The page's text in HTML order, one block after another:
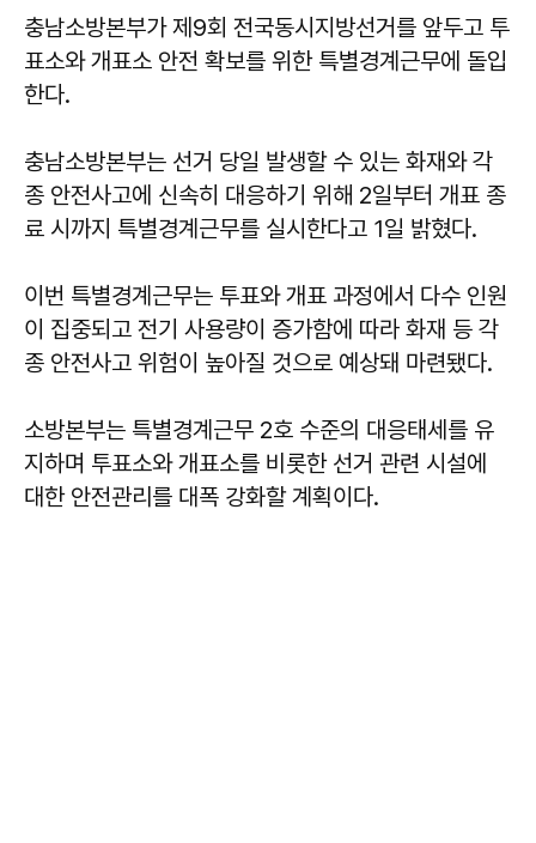
충남소방본부가 제9회 전국동시지방선거를 앞두고 투
표소와 개표소 안전 확보를 위한 특별경계근무에 돌입
한다.
충남소방본부는 선거 당일 발생할 수 있는 화재와 각
종 안전사고에 신속히 대응하기 위해 2일부터 개표 종
료 시까지 특별경계근무를 실시한다고 1일 밝혔다.
이번 특별경계근무는 투표와 개표 과정에서 다수 인원
이 집중되고 전기 사용량이 증가함에 따라 화재 등 각
종 안전사고 위험이 높아질 것으로 예상돼 마련됐다.
소방본부는 특별경계근무 2호 수준의 대응태세를 유
지하며 투표소와 개표소를 비롯한 선거 관련 시설에
대한 안전관리를 대폭 강화할 계획이다.